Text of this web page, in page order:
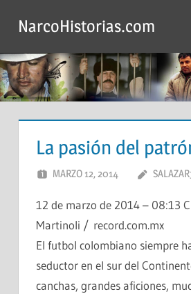
contenido
NarcoHistorias.com
La pasión del
MARZO 12, 2014
12 de marzo de 2014 – 08:13
Martinoli / record.com.mx
El futbol colombiano siempre
seductor en el sur del
canchas, grandes aficiones,